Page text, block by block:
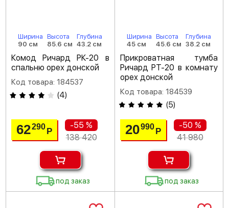
Ширина
90 см
Высота
85.6 см
Глубина
43.2 см
Комод Ричард РК-20 в
спальню орех донской
Код товара: 184537
(4)
62290Р
-55 %
138 420
под заказ
Ширина
45 см
Высота
45.6 см
Глубина
38.2 см
Прикроватная тумба
Ричард РТ-20 в комнату
орех донской
Код товара: 184539
(5)
20990 Р
-50 %
41 980
под заказ